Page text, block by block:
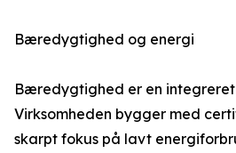
Bæredygtighed og energi
Bæredygtighed er en
Virksomheden bygger med
skarpt fokus på lavt